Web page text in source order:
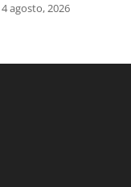
4 agosto, 2026